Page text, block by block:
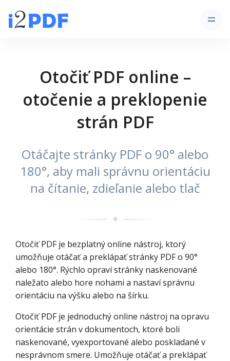
Otočiť PDF online –
otočenie a preklopenie
strán PDF
Otáčajte stránky PDF o 90° alebo
180°, aby mali správnu orientáciu
na čítanie, zdieľanie alebo tlač
✧
Otočiť PDF je bezplatný online nástroj, ktorý
umožňuje otáčať a preklápať stránky PDF o 90°
alebo 180°. Rýchlo opraví stránky naskenované
naležato alebo hore nohami a nastaví správnu
orientáciu na výšku alebo na šírku.
Otočiť PDF je jednoduchý online nástroj na opravu
orientácie strán v dokumentoch, ktoré boli
naskenované, vyexportované alebo poskladané v
nesprávnom smere. Umožňuje otáčať a preklápať